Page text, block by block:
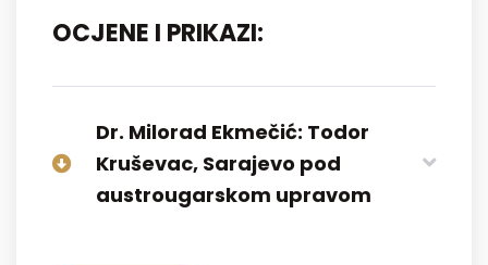
OCJENE I PRIKAZI:
Dr. Milorad Ekmečić: Todor
Kruševac, Sarajevo pod
austrougarskom upravom